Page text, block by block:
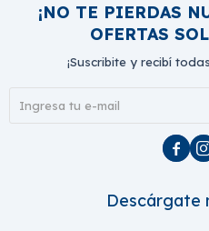
¡NO TE PIERDAS
OFERTAS
¡Suscribite y recibí

Descárgate